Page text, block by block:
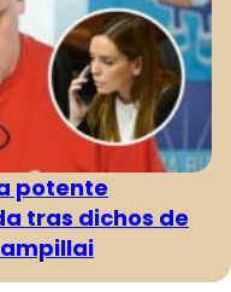
potente
tras dichos de